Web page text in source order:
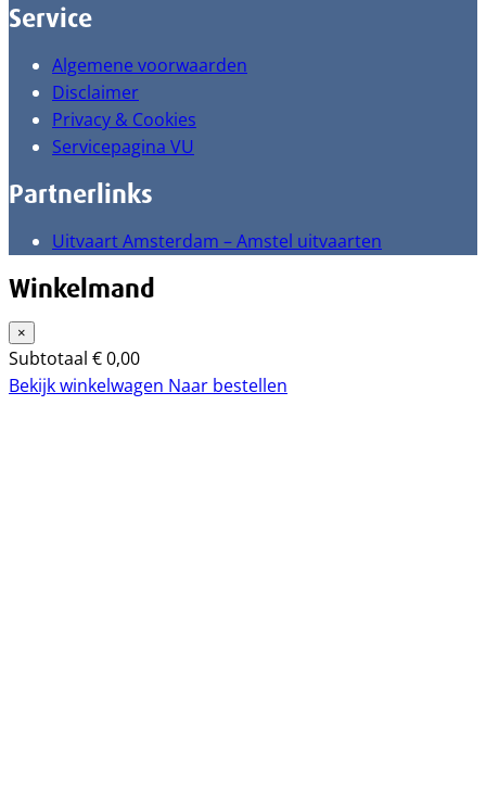
Service
Algemene voorwaarden
Disclaimer
Privacy & Cookies
Servicepagina VU
Partnerlinks
Uitvaart Amsterdam – Amstel uitvaarten
Winkelmand
×
Subtotaal €0,00
Bekijk winkelwagen Naar bestellen